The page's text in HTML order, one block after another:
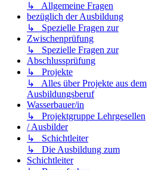
↳ Allgemeine Fragen
bezüglich der Ausbildung
↳ Spezielle Fragen zur
Zwischenprüfung
↳ Spezielle Fragen zur
Abschlussprüfung
↳ Projekte
↳ Alles über Projekte aus dem
Ausbildungsberuf
Wasserbauer/in
↳ Projektgruppe Lehrgesellen
/ Ausbilder
↳ Schichtleiter
↳ Die Ausbildung zum
Schichtleiter